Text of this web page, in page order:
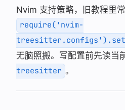
Nvim 支持策略，旧教程里
require('nvim-
无脑照搬。写配置前先读当
treesitter 。